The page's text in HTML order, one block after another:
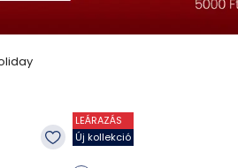
LEÁRAZÁS
Új kollekció